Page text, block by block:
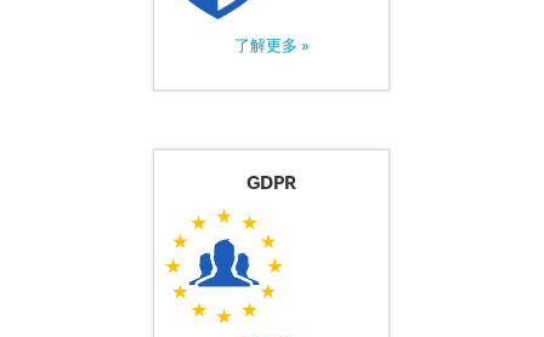
了解更多 »
GDPR